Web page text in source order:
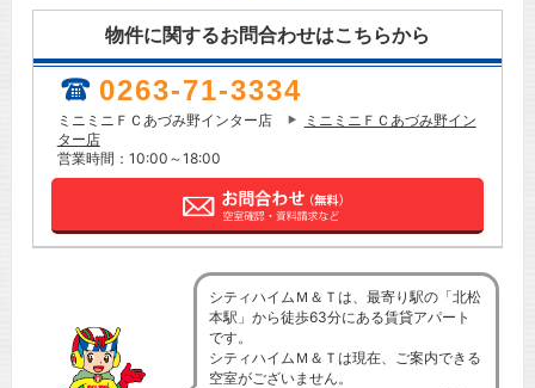
物件に関するお問合わせはこちらから
0263-71-3334
ミニミニＦＣあづみ野インター店
ミニミニＦＣあづみ野イン
ター店
営業時間：10:00～18:00
シティハイムＭ＆Ｔは、最寄り駅の「北松
本駅」から徒歩63分にある賃貸アパート
です。
シティハイムＭ＆Ｔは現在、ご案内できる
空室がございません。